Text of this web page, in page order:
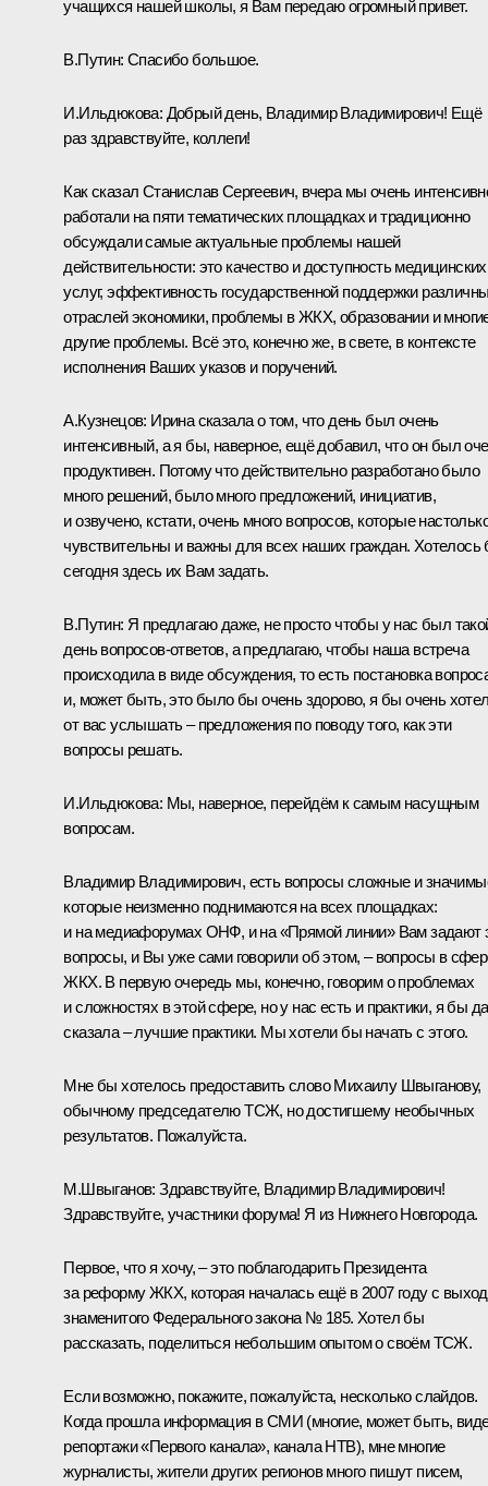
учащихся нашей школы, я Вам передаю огромный привет.
В.Путин: Спасибо большое.
И.Ильдюкова: Добрый день, Владимир Владимирович! Ещё
раз здравствуйте, коллеги!
Как сказал Станислав Сергеевич, вчера мы очень
работали на пяти тематических площадках и традиционно
обсуждали самые актуальные проблемы нашей
действительности: это качество и доступность медицинских
услуг, эффективность государственной поддержки
отраслей экономики, проблемы в ЖКХ, образовании и
другие проблемы. Всё это, конечно же, в свете, в контексте
исполнения Ваших указов и поручений.
А.Кузнецов: Ирина сказала о том, что день был очень
интенсивный, а я бы, наверное, ещё добавил, что он был
продуктивен. Потому что действительно разработано было
много решений, было много предложений, инициатив,
и озвучено, кстати, очень много вопросов, которые
чувствительны и важны для всех наших граждан. Хотелось
сегодня здесь их Вам задать.
В.Путин: Я предлагаю даже, не просто чтобы у нас был
день вопросов-ответов, а предлагаю, чтобы наша встреча
происходила в виде обсуждения, то есть постановка
и, может быть, это было бы очень здорово, я бы очень
от вас услышать – предложения по поводу того, как эти
вопросы решать.
И.Ильдюкова: Мы, наверное, перейдём к самым насущным
вопросам.
Владимир Владимирович, есть вопросы сложные и
которые неизменно поднимаются на всех площадках:
и на медиафорумах ОНФ, и на «Прямой линии» Вам задают
вопросы, и Вы уже сами говорили об этом, – вопросы в
ЖКХ. В первую очередь мы, конечно, говорим о проблемах
и сложностях в этой сфере, но у нас есть и практики, я бы
сказала – лучшие практики. Мы хотели бы начать с этого.
Мне бы хотелось предоставить слово Михаилу Швыганову,
обычному председателю ТСЖ, но достигшему необычных
результатов. Пожалуйста.
М.Швыганов: Здравствуйте, Владимир Владимирович!
Здравствуйте, участники форума! Я из Нижнего Новгорода.
Первое, что я хочу, – это поблагодарить Президента
за реформу ЖКХ, которая началась ещё в 2007 году с
знаменитого Федерального закона № 185. Хотел бы
рассказать, поделиться небольшим опытом о своём ТСЖ.
Если возможно, покажите, пожалуйста, несколько слайдов.
Когда прошла информация в СМИ (многие, может быть,
репортажи «Первого канала», канала НТВ), мне многие
журналисты, жители других регионов много пишут писем,